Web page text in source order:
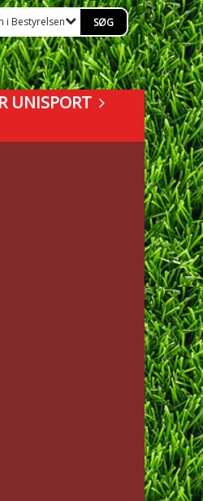
i Bestyrelsen
UNISPORT